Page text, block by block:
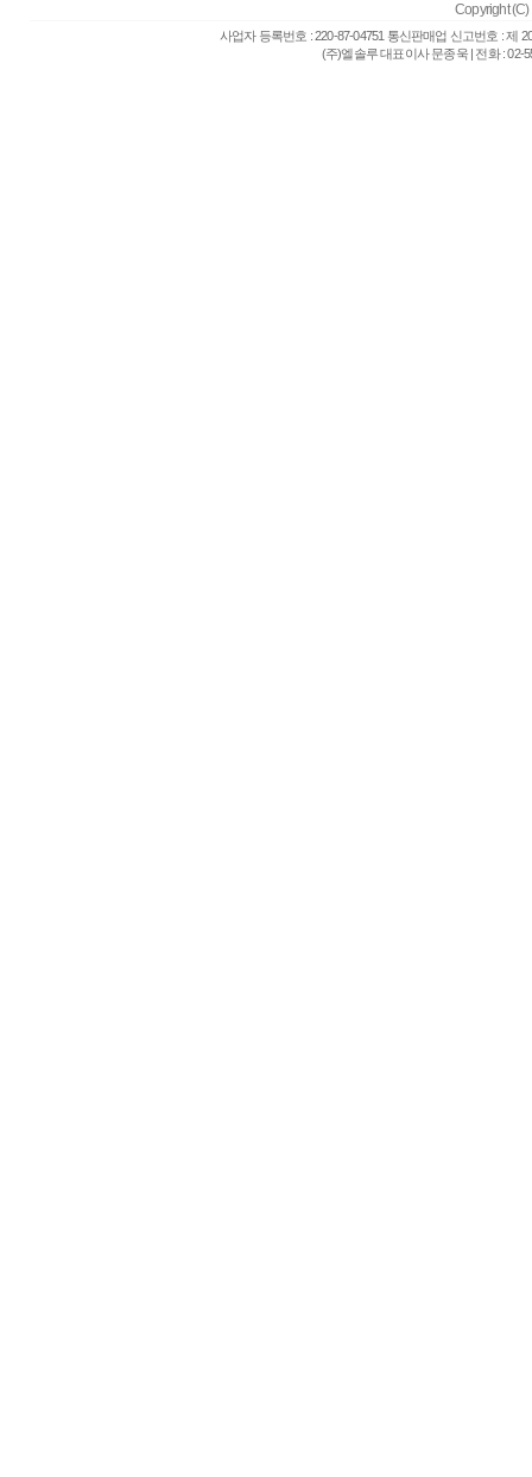
Copyright (C)
사업자 등록번호 : 220-87-04751 통신판매업 신고번호 : 제
(주)엘솔루 대표이사 문종욱 | 전화 : 02-